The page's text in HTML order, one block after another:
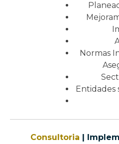
Normas
Entidades
Consultoria
|